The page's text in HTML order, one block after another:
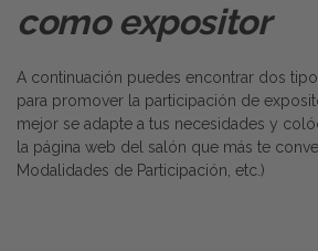
como expositor
A continuación puedes encontrar dos
para promover la participación de
mejor se adapte a tus necesidades y
la página web del salón que más te
Modalidades de Participación, etc.)